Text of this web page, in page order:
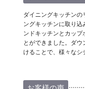
ダイニングキッチンの
ングキッチンに取り込
ンドキッチンとカップ
とができました。ダ
けることで、様々なシ